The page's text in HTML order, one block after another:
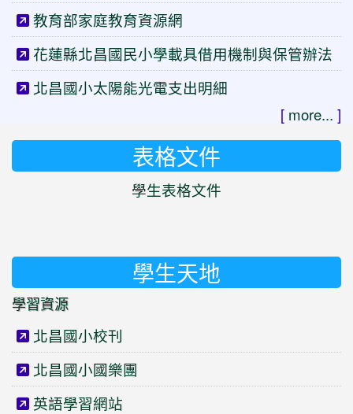
教育部家庭教育資源網
花蓮縣北昌國民小學載具借用機制與保管辦法
北昌國小太陽能光電支出明細
[ more... ]
表格文件
學生表格文件
學生天地
學習資源
北昌國小校刊
北昌國小國樂團
英語學習網站